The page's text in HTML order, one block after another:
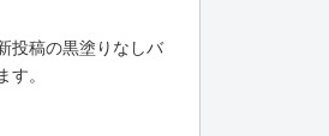
投稿の黒塗りなしバ
。